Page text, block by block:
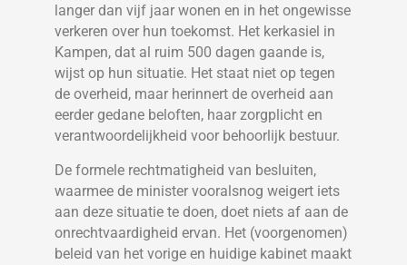
langer dan vijf jaar wonen en in het ongewisse
verkeren over hun toekomst. Het kerkasiel in
Kampen, dat al ruim 500 dagen gaande is,
wijst op hun situatie. Het staat niet op tegen
de overheid, maar herinnert de overheid aan
eerder gedane beloften, haar zorgplicht en
verantwoordelijkheid voor behoorlijk bestuur.
De formele rechtmatigheid van besluiten,
waarmee de minister vooralsnog weigert iets
aan deze situatie te doen, doet niets af aan de
onrechtvaardigheid ervan. Het (voorgenomen)
beleid van het vorige en huidige kabinet maakt